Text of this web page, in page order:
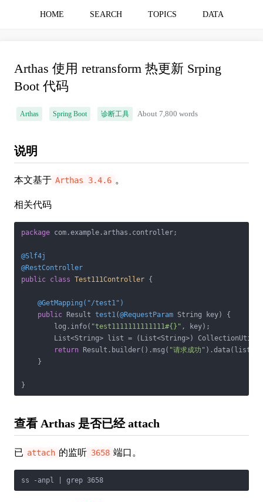
HOME SEARCH TOPICS DATA
Arthas 使用 retransform 热更新 Srping
Boot 代码
Arthas Spring Boot 诊断工具 About 7,800 words
说明
本文基于 Arthas 3.4.6 。
相关代码
package com.example.arthas.controller;
@Slf4j
@RestController
public class Test111Controller {
@GetMapping("/test1")
public Result test1(@RequestParam String key)
{
        log.info(
"test1111111111111#{}" , key);
List<String> list = (List<String>)
return Result.builder().msg( "请求成功"
    }
}
查看 Arthas 是否已经 attach
已 attach 的监听 3658 端口。
ss -anpl | grep 3658